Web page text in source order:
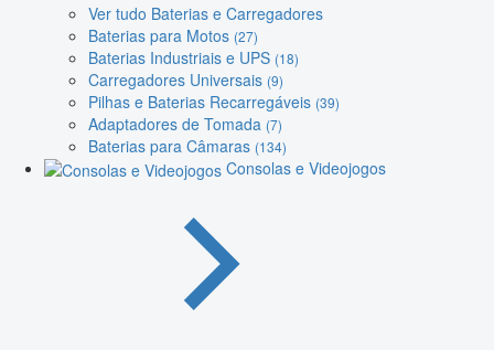
Ver tudo Baterias e Carregadores
Baterias para Motos (27)
Baterias Industriais e UPS (18)
Carregadores Universais (9)
Pilhas e Baterias Recarregáveis (39)
Adaptadores de Tomada (7)
Baterias para Câmaras (134)
Consolas e Videojogos